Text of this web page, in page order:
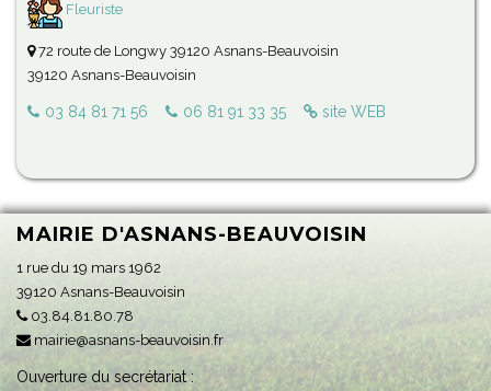
Fleuriste
72 route de Longwy 39120 Asnans-Beauvoisin
39120 Asnans-Beauvoisin
03 84 81 71 56 06 81 91 33 35 site WEB
MAIRIE D'ASNANS-BEAUVOISIN
1 rue du 19 mars 1962
39120 Asnans-Beauvoisin
03.84.81.80.78
mairie@asnans-beauvoisin.fr
Ouverture du secrétariat :